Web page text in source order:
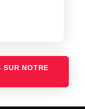
SUR NOTRE